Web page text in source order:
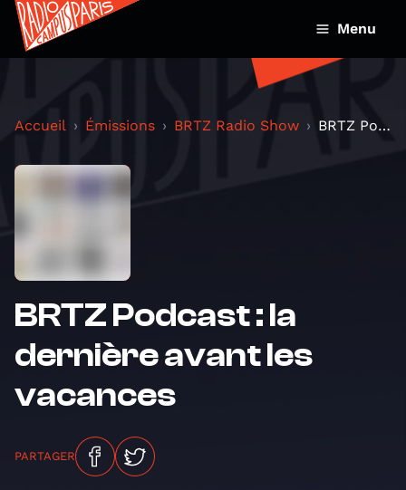
Menu
Accueil Émissions BRTZ Radio Show BRTZ Podcast : la dernière avant les vacances
BRTZ Podcast : la
dernière avant les
vacances
PARTAGER